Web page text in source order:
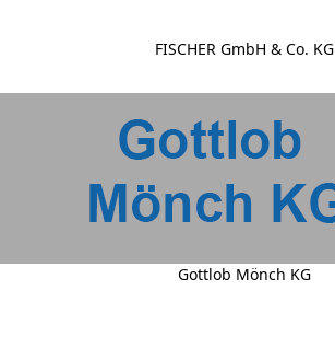
FISCHER GmbH & Co. KG
Gottlob Mönch KG